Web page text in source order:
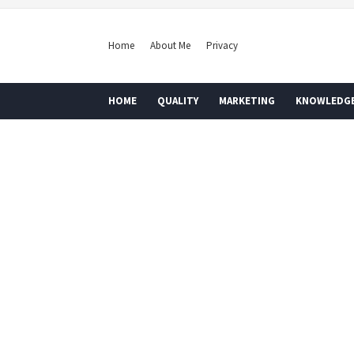
Home About Me Privacy
HOME QUALITY MARKETING